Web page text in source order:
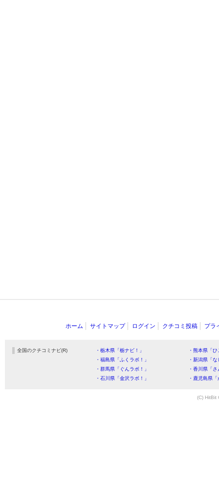
ホーム サイトマップ ログイン クチコミ投稿 プラ
全国のクチコミナビ(R) ・栃木県「栃ナビ！」
・熊本県「
・福島県「ふくラボ！」
・新潟県「
・群馬県「ぐんラボ！」
・香川県「
・石川県「金沢ラボ！」
・鹿児島県
(C) HitBit